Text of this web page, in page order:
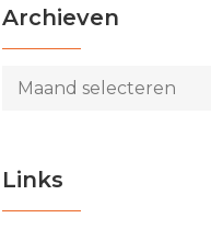
Archieven
Archieven
Links